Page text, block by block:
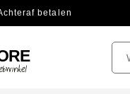
betalen